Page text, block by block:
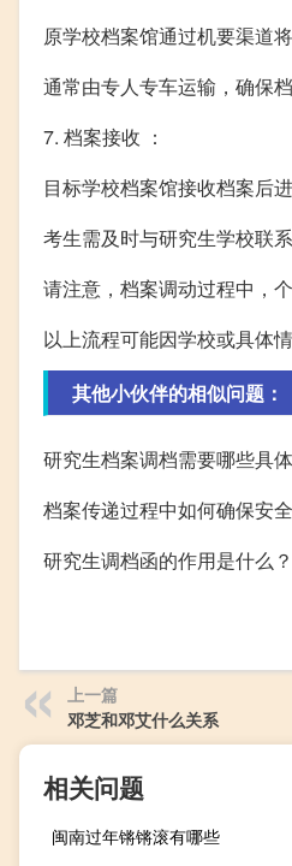
原学校档案馆通过机要渠道
通常由专人专车运输，确保档
7. 档案接收 ：
目标学校档案馆接收档案后
考生需及时与研究生学校联
请注意，档案调动过程中，
以上流程可能因学校或具体
其他小伙伴的相似问题：
研究生档案调档需要哪些具
档案传递过程中如何确保安
研究生调档函的作用是什么？
上一篇
邓芝和邓艾什么关系
相关问题
闽南过年锵锵滚有哪些